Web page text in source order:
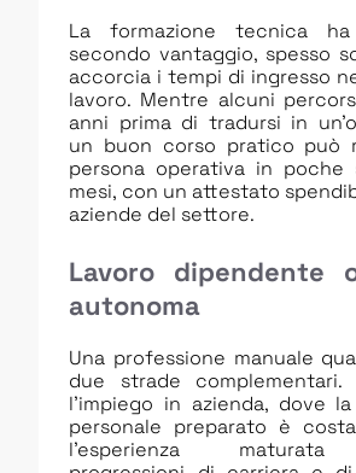
La formazione tecnica
secondo vantaggio, spesso
accorcia i tempi di ingresso
lavoro. Mentre alcuni
anni prima di tradursi in
un buon corso pratico può
persona operativa in poche
mesi, con un attestato
aziende del settore.
Lavoro dipendente
autonoma
Una professione manuale
due strade
l’impiego in azienda, dove
personale preparato è
l’esperienza